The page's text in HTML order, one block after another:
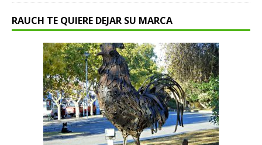
RAUCH TE QUIERE DEJAR SU MARCA